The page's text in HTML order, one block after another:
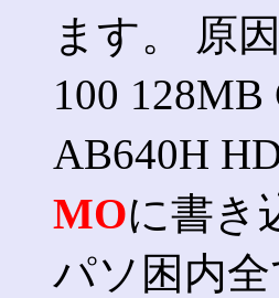
ます。 原
100
AB640H
MOに書き
パソ困内全